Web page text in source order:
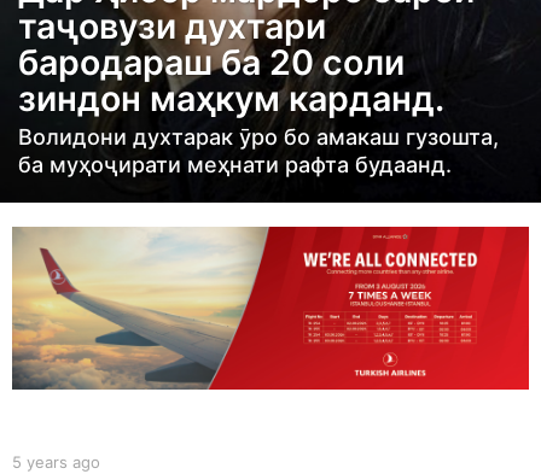
r
s
a
g
o
y
a
r
s
a
o
таҷовузи духтари
бародараш ба 20 соли
зиндон маҳкум карданд.
Волидони духтарак ӯро бо амакаш гузошта,
ба муҳоҷирати меҳнати рафта будаанд.
b
5 years ago